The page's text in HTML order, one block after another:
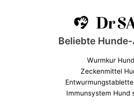
Beliebte
Wurmkur Hund
Zeckenmittel
Immunsystem Hund